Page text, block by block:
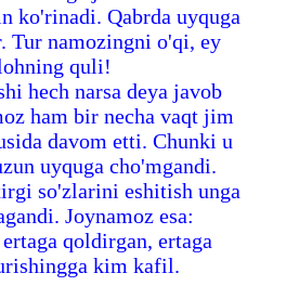
ko'rinadi. Qabrda uyquga
Tur namozingni o'qi, ey
quli!
hech narsa deya javob
ham bir necha vaqt jim
davom etti. Chunki u
uyquga cho'mgandi.
so'zlarini eshitish unga
Joynamoz esa:
qoldirgan, ertaga
kim kafil.